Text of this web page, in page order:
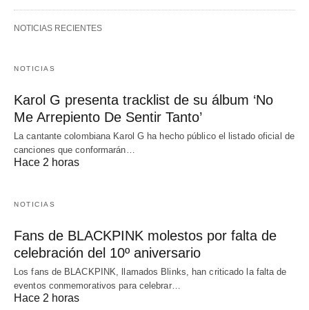
NOTICIAS RECIENTES
NOTICIAS
Karol G presenta tracklist de su álbum ‘No
Me Arrepiento De Sentir Tanto’
La cantante colombiana Karol G ha hecho público el listado oficial de
canciones que conformarán…
Hace 2 horas
NOTICIAS
Fans de BLACKPINK molestos por falta de
celebración del 10º aniversario
Los fans de BLACKPINK, llamados Blinks, han criticado la falta de
eventos conmemorativos para celebrar…
Hace 2 horas